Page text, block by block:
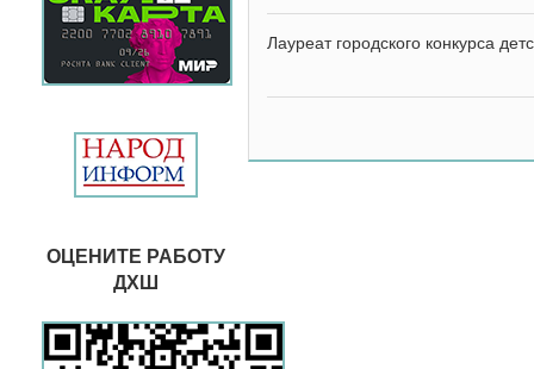
ОЦЕНИТЕ РАБОТУ
ДХШ
Лауреат городского конкурса